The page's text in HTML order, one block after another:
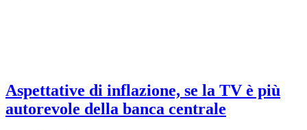
Aspettative di inflazione, se la TV è più
autorevole della banca centrale